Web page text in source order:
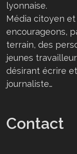
lyonnaise.
Média citoyen
encourageons,
terrain, des
jeunes
désirant écrire
journaliste…
Contact